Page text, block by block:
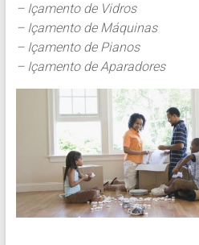
– Içamento de Vidros
– Içamento de Máquinas
– Içamento de Pianos
– Içamento de Aparadores